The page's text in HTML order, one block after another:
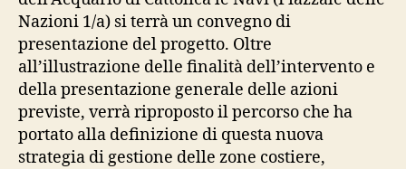
Nazioni 1/a) si terrà un convegno di
presentazione del progetto. Oltre
all’illustrazione delle finalità dell’intervento e
della presentazione generale delle azioni
previste, verrà riproposto il percorso che ha
portato alla definizione di questa nuova
strategia di gestione delle zone costiere,